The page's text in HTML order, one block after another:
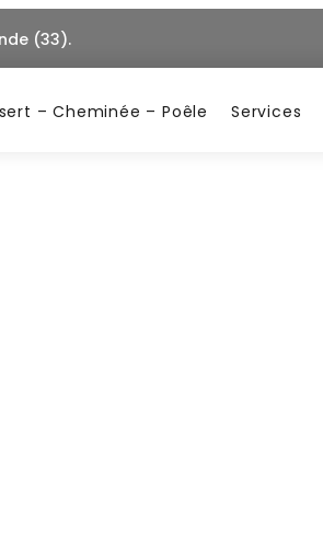
(33).
– Cheminée – Poêle Services